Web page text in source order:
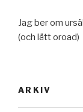
Jag ber om
(och lätt oroad)
ARKIV